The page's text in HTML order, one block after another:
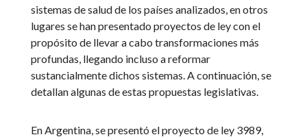
sistemas de salud de los países analizados, en otros
lugares se han presentado proyectos de ley con el
propósito de llevar a cabo transformaciones más
profundas, llegando incluso a reformar
sustancialmente dichos sistemas. A continuación, se
detallan algunas de estas propuestas legislativas.
En Argentina, se presentó el proyecto de ley 3989,